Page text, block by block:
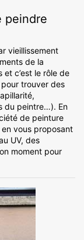
peindre
vieillissement
de la
et c’est le rôle de
trouver des
du peintre…). En
de peinture
vous proposant
UV, des
moment pour